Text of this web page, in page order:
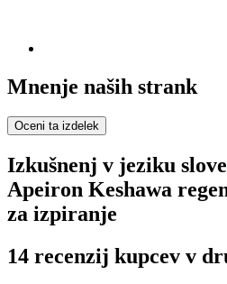
Mnenje naših strank
Oceni ta izdelek
Izkušnenj v jeziku
Apeiron Keshawa
za izpiranje
14 recenzij kupcev v